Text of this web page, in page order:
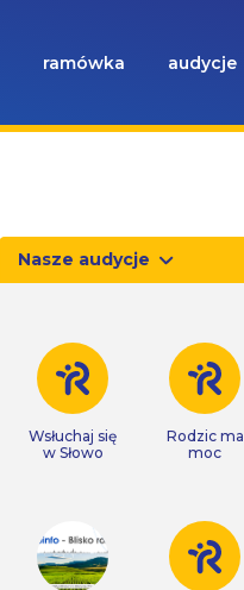
ramówka audycje
Nasze audycje
Wsłuchaj się
w Słowo
Rodzic ma
moc